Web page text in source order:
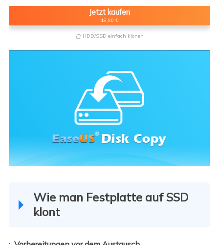
Jetzt kaufen
19,90 €
 HDD/SSD einfach klonen
Wie man Festplatte auf SSD
klont